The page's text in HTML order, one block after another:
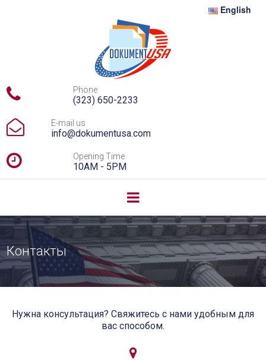
English
 Phone
(323) 650-2233
 E-mail us
info@dokumentusa.com
 Opening Time
10AM - 5PM
Контакты
Нужна консультация? Свяжитесь с нами удобным для
вас способом.
